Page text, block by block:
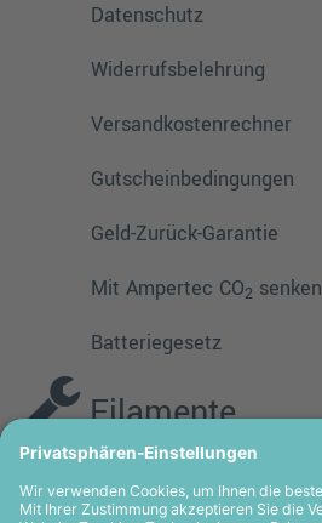
Datenschutz
Widerrufsbelehrung
Versandkostenrechner
Gutscheinbedingungen
Geld-Zurück-Garantie
Mit Ampertec CO2 senken
Batteriegesetz
Filamente
ASA PLA HIPS PMMA